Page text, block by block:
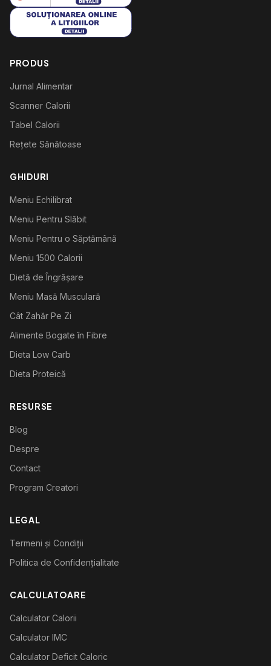
PRODUS
Jurnal Alimentar
Scanner Calorii
Tabel Calorii
Rețete Sănătoase
GHIDURI
Meniu Echilibrat
Meniu Pentru Slăbit
Meniu Pentru o Săptămână
Meniu 1500 Calorii
Dietă de Îngrășare
Meniu Masă Musculară
Cât Zahăr Pe Zi
Alimente Bogate în Fibre
Dieta Low Carb
Dieta Proteică
RESURSE
Blog
Despre
Contact
Program Creatori
LEGAL
Termeni și Condiții
Politica de Confidențialitate
CALCULATOARE
Calculator Calorii
Calculator IMC
Calculator Deficit Caloric